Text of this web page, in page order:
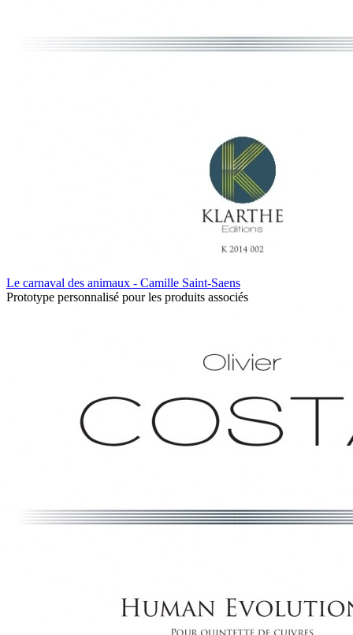
Le carnaval des animaux - Camille Saint-Saens
Prototype personnalisé pour les produits associés